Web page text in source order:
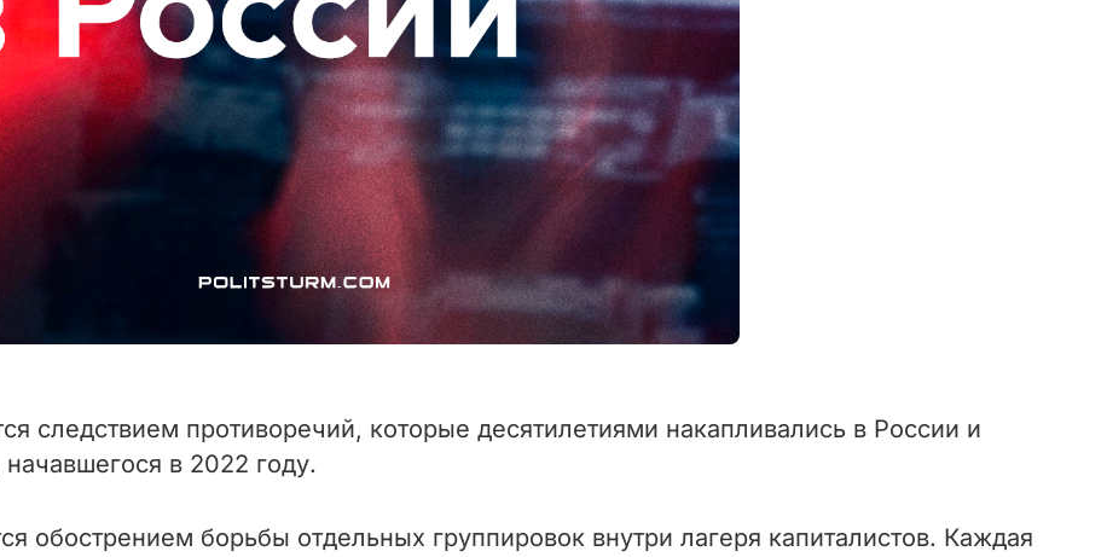
следствием противоречий, которые десятилетиями накапливались в России и
в 2022 году.
обострением борьбы отдельных группировок внутри лагеря капиталистов. Каждая